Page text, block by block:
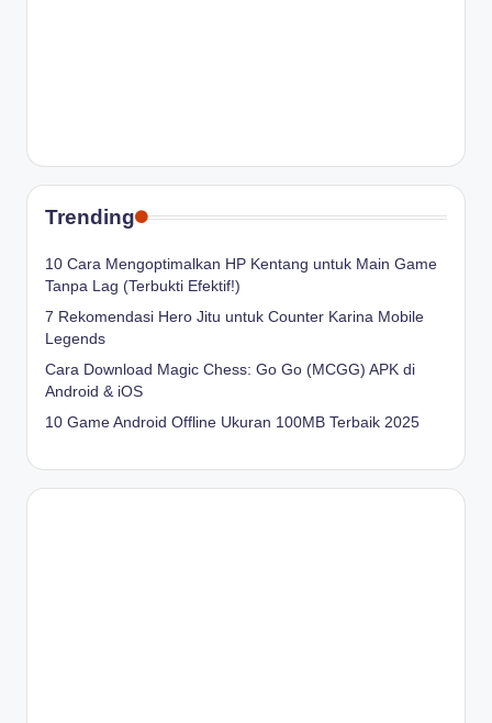
Trending
10 Cara Mengoptimalkan HP Kentang untuk Main Game
Tanpa Lag (Terbukti Efektif!)
7 Rekomendasi Hero Jitu untuk Counter Karina Mobile
Legends
Cara Download Magic Chess: Go Go (MCGG) APK di
Android & iOS
10 Game Android Offline Ukuran 100MB Terbaik 2025